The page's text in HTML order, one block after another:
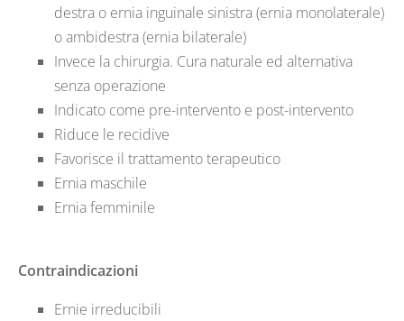
destra o ernia inguinale sinistra (ernia monolaterale)
o ambidestra (ernia bilaterale)
Invece la chirurgia. Cura naturale ed alternativa
senza operazione
Indicato come pre-intervento e post-intervento
Riduce le recidive
Favorisce il trattamento terapeutico
Ernia maschile
Ernia femminile
Contraindicazioni
Ernie irreducibili